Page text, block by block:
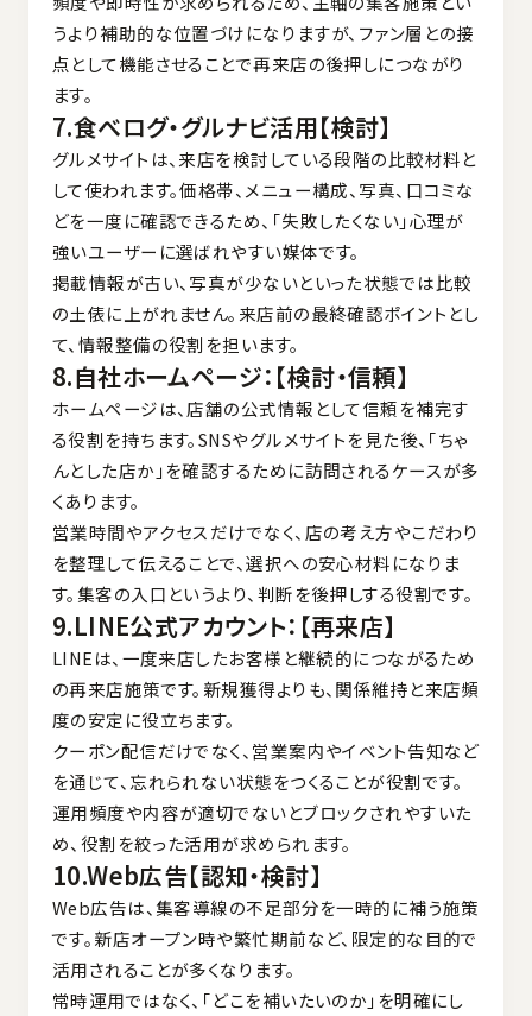
うより補助的な位置づけになりますが、ファン層との接
点として機能させることで再来店の後押しにつながり
ます。
7.食べログ・グルナビ活用【検討】
グルメサイトは、来店を検討している段階の比較材料と
して使われます。価格帯、メニュー構成、写真、口コミな
どを一度に確認できるため、「失敗したくない」心理が
強いユーザーに選ばれやすい媒体です。
掲載情報が古い、写真が少ないといった状態では比較
の土俵に上がれません。来店前の最終確認ポイントとし
て、情報整備の役割を担います。
8.自社ホームページ：【検討・信頼】
ホームページは、店舗の公式情報として信頼を補完す
る役割を持ちます。SNSやグルメサイトを見た後、「ちゃ
んとした店か」を確認するために訪問されるケースが多
くあります。
営業時間やアクセスだけでなく、店の考え方やこだわり
を整理して伝えることで、選択への安心材料になりま
す。集客の入口というより、判断を後押しする役割です。
9.LINE公式アカウント：【再来店】
LINEは、一度来店したお客様と継続的につながるため
の再来店施策です。新規獲得よりも、関係維持と来店頻
度の安定に役立ちます。
クーポン配信だけでなく、営業案内やイベント告知など
を通じて、忘れられない状態をつくることが役割です。
運用頻度や内容が適切でないとブロックされやすいた
め、役割を絞った活用が求められます。
10.Web広告【認知・検討】
Web広告は、集客導線の不足部分を一時的に補う施策
です。新店オープン時や繁忙期前など、限定的な目的で
活用されることが多くなります。
常時運用ではなく、「どこを補いたいのか」を明確にし